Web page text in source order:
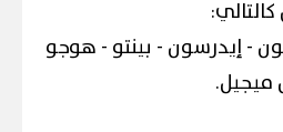
- إيدرسون - بينتو - هوجو
ميجيل.